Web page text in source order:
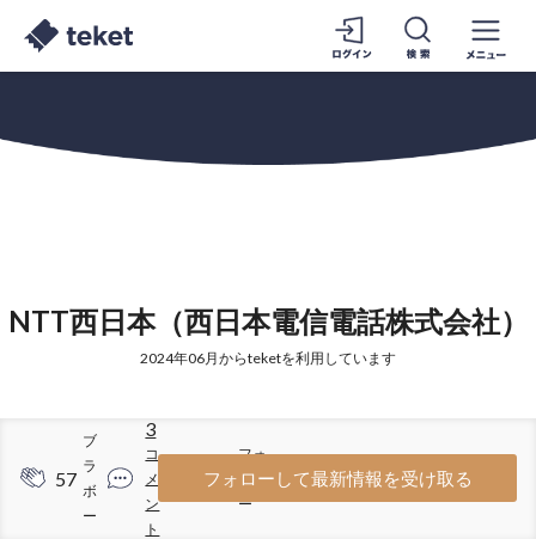
NTT西日本（西日本電信電話株式会社）
2024年06月からteketを利用しています
57
ブ
ラ
ボ
ー
3
コ
メ
ン
ト
21
フォ
ロワ
ー
フォローして最新情報を受け取る